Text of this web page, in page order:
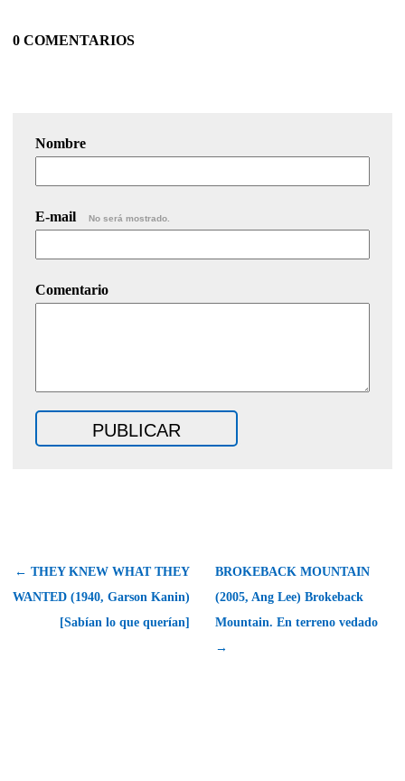
0 COMENTARIOS
Nombre
E-mail No será mostrado.
Comentario
← THEY KNEW WHAT THEY
WANTED (1940, Garson Kanin)
[Sabían lo que querían]
BROKEBACK MOUNTAIN
(2005, Ang Lee) Brokeback
Mountain. En terreno vedado
→